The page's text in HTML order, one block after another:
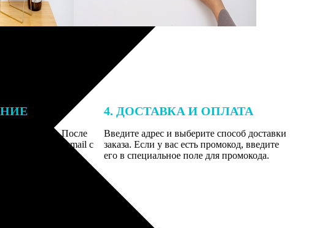
картой. После
на email с
отправим заказ
4. ДОСТАВКА И ОПЛАТА
Введите адрес и выберите способ доставки
заказа. Если у вас есть промокод, введите
его в специальное поле для промокода.